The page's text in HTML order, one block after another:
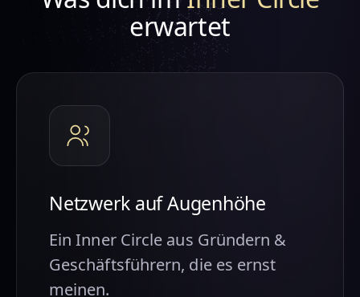
erwartet
Netzwerk auf Augenhöhe
Ein Inner Circle aus Gründern &
Geschäftsführern, die es ernst
meinen.